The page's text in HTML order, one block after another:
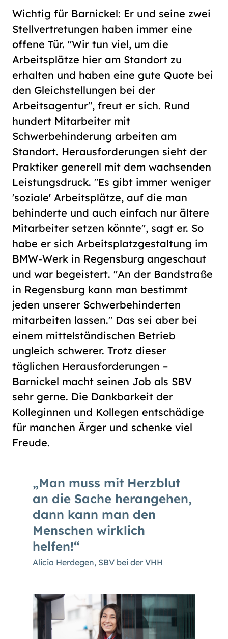
Wichtig für Barnickel: Er und seine zwei
Stellvertretungen haben immer eine
offene Tür. "Wir tun viel, um die
Arbeitsplätze hier am Standort zu
erhalten und haben eine gute Quote bei
den Gleichstellungen bei der
Arbeitsagentur", freut er sich. Rund
hundert Mitarbeiter mit
Schwerbehinderung arbeiten am
Standort. Herausforderungen sieht der
Praktiker generell mit dem wachsenden
Leistungsdruck. "Es gibt immer weniger
'soziale' Arbeitsplätze, auf die man
behinderte und auch einfach nur ältere
Mitarbeiter setzen könnte", sagt er. So
habe er sich Arbeitsplatzgestaltung im
BMW-Werk in Regensburg angeschaut
und war begeistert. "An der Bandstraße
in Regensburg kann man bestimmt
jeden unserer Schwerbehinderten
mitarbeiten lassen." Das sei aber bei
einem mittelständischen Betrieb
ungleich schwerer. Trotz dieser
täglichen Herausforderungen –
Barnickel macht seinen Job als SBV
sehr gerne. Die Dankbarkeit der
Kolleginnen und Kollegen entschädige
für manchen Ärger und schenke viel
Freude.
Man muss mit Herzblut
an die Sache herangehen,
dann kann man den
Menschen wirklich
helfen!
Alicia Herdegen, SBV bei der VHH